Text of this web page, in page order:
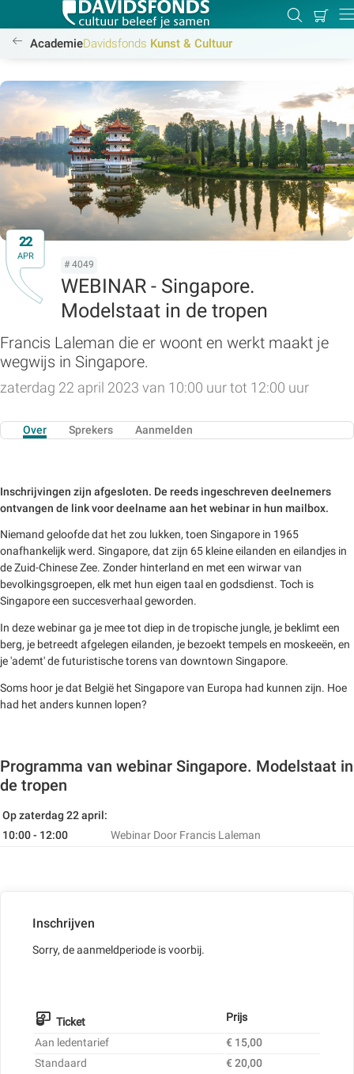
Zoeken
Mijn
/academie/kunst-cultuur/kunst-cultuur
AcademieDavidsfonds Kunst & Cultuur
22
APR
# 4049
WEBINAR - Singapore.
Modelstaat in de tropen
Francis Laleman die er woont en werkt maakt je
wegwijs in Singapore.
zaterdag 22 april 2023 van 10:00 uur tot 12:00 uur
Over Sprekers Aanmelden
Inschrijvingen zijn afgesloten. De reeds ingeschreven deelnemers
ontvangen de link voor deelname aan het webinar in hun mailbox.
Niemand geloofde dat het zou lukken, toen Singapore in 1965
onafhankelijk werd. Singapore, dat zijn 65 kleine eilanden en eilandjes in
de Zuid-Chinese Zee. Zonder hinterland en met een wirwar van
bevolkingsgroepen, elk met hun eigen taal en godsdienst. Toch is
Singapore een succesverhaal geworden.
In deze webinar ga je mee tot diep in de tropische jungle, je beklimt een
berg, je betreedt afgelegen eilanden, je bezoekt tempels en moskeeën, en
je 'ademt' de futuristische torens van downtown Singapore.
Soms hoor je dat België het Singapore van Europa had kunnen zijn. Hoe
had het anders kunnen lopen?
Programma van webinar Singapore. Modelstaat in
de tropen
Op zaterdag 22 april:
10:00 - 12:00
Webinar Door Francis Laleman
Inschrijven
Sorry, de aanmeldperiode is voorbij.
Ticket
Prijs
Aan ledentarief
€ 15,00
Standaard
€ 20,00
Zoeken